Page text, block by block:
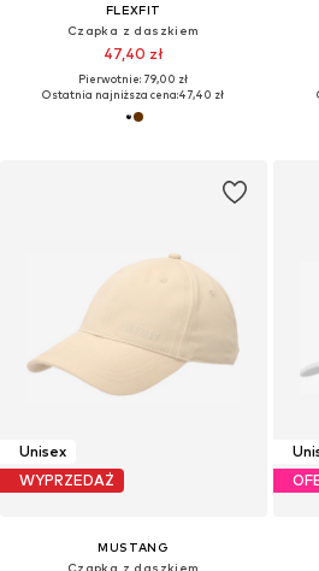
FLEXFIT
Czapka z daszkiem
47,40 zł
Pierwotnie: 79,00 zł
Ostatnia najniższa cena:47,40 zł
Unisex
WYPRZEDAŻ
MUSTANG
Czapka z daszkiem